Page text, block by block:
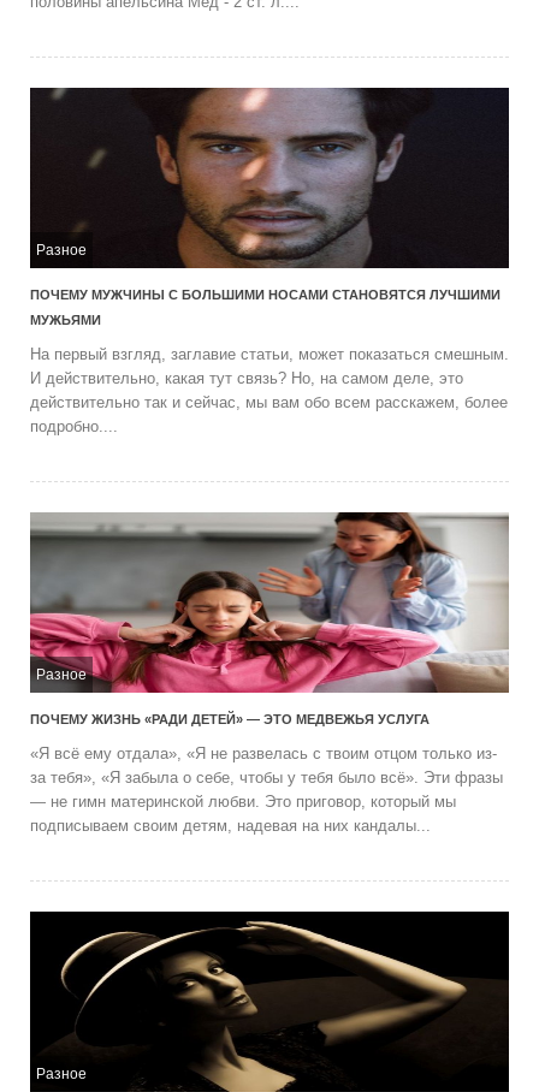
Разное
ПОЧЕМУ МУЖЧИНЫ С БОЛЬШИМИ НОСАМИ СТАНОВЯТСЯ ЛУЧШИМИ
МУЖЬЯМИ
На первый взгляд, заглавие статьи, может показаться смешным.
И действительно, какая тут связь? Но, на самом деле, это
действительно так и сейчас, мы вам обо всем расскажем, более
подробно....
Разное
ПОЧЕМУ ЖИЗНЬ «РАДИ ДЕТЕЙ» — ЭТО МЕДВЕЖЬЯ УСЛУГА
«Я всё ему отдала», «Я не развелась с твоим отцом только из-
за тебя», «Я забыла о себе, чтобы у тебя было всё». Эти фразы
— не гимн материнской любви. Это приговор, который мы
подписываем своим детям, надевая на них кандалы...
Разное